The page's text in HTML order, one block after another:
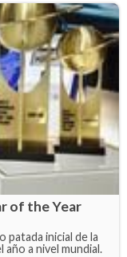
of the Year
inicial de la
a nivel mundial.